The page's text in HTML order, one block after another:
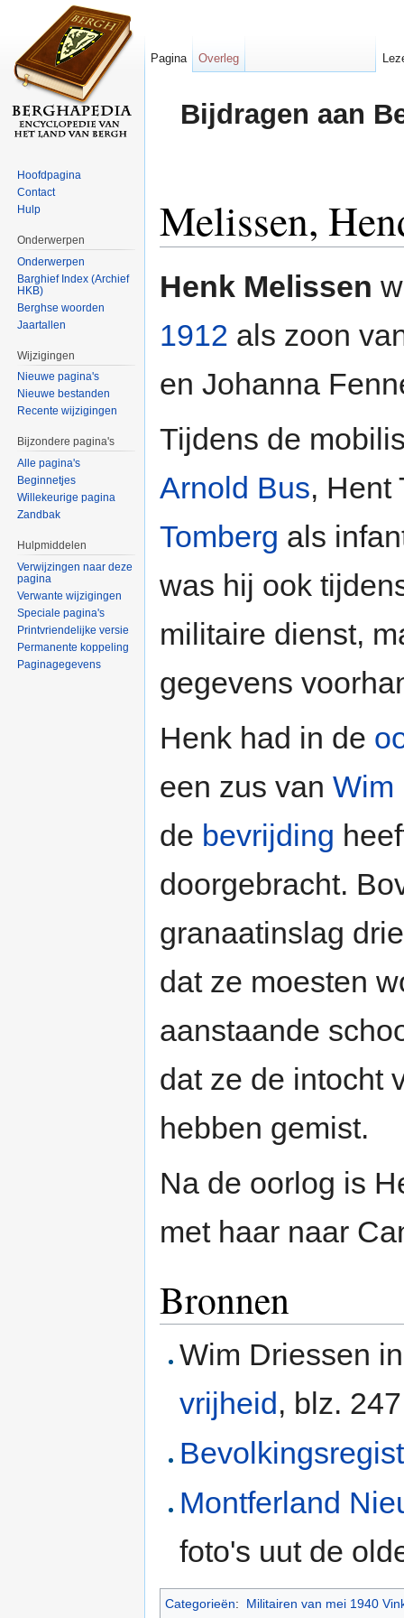
Bijdragen aan
Melissen,
Henk Melissen
1912 als zoon
en Johanna
Tijdens de
Arnold Bus, Hent
Tomberg als
was hij ook
militaire dienst,
gegevens
Henk had in de
een zus van Wim
de bevrijding
doorgebracht.
granaatinslag
dat ze moesten
aanstaande
dat ze de intocht
hebben gemist.
Na de oorlog is
met haar naar
Bronnen
Wim Driessen
vrijheid, blz.
Montferland
foto's uut de
Categorieën: Militairen van mei 1940
Pagina Overleg
Hoofdpagina
Contact
Hulp
Onderwerpen
Onderwerpen
Barghief Index (Archief
HKB)
Berghse woorden
Jaartallen
Wijzigingen
Nieuwe pagina's
Nieuwe bestanden
Recente wijzigingen
Bijzondere pagina's
Alle pagina's
Beginnetjes
Willekeurige pagina
Zandbak
Hulpmiddelen
Verwijzingen naar deze
pagina
Verwante wijzigingen
Speciale pagina's
Printvriendelijke versie
Permanente koppeling
Paginagegevens